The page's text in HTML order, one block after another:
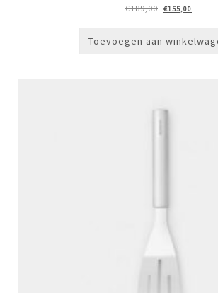
€189,00
Oorspronkelijke
prijs
€155,00
prijs
Toevoegen aan